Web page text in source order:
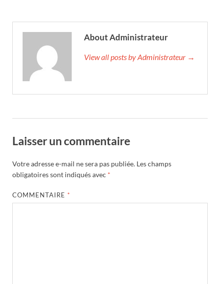
About Administrateur
View all posts by Administrateur →
Laisser un commentaire
Votre adresse e-mail ne sera pas publiée. Les champs
obligatoires sont indiqués avec *
COMMENTAIRE *